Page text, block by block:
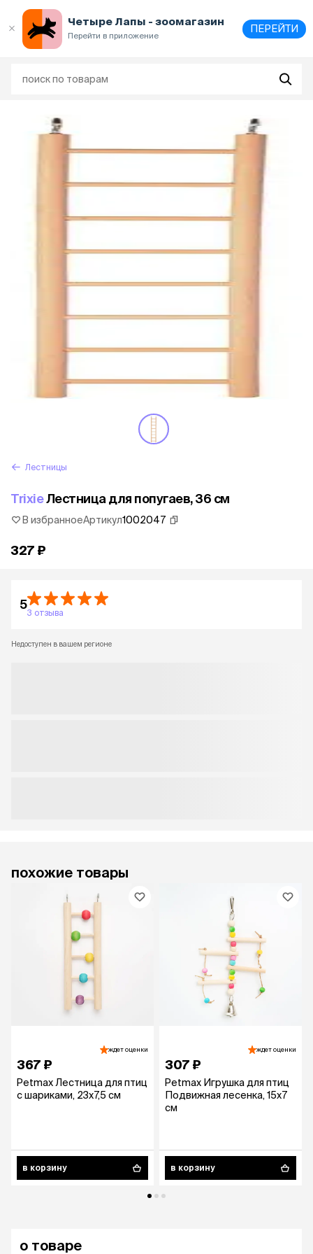
Четыре Лапы - зоомагазин
Перейти в приложение
ПЕРЕЙТИ
Лестницы
TrixieЛестница для попугаев, 36 см
В избранноеАртикул1002047
327 ₽
5
3 отзыва
Недоступен в вашем регионе
похожие товары
ждет оценки
367 ₽
Petmax Лестница для птиц
с шариками, 23х7,5 см
в корзину
ждет оценки
307 ₽
Petmax Игрушка для птиц
Подвижная лесенка, 15х7
см
в корзину
о товаре